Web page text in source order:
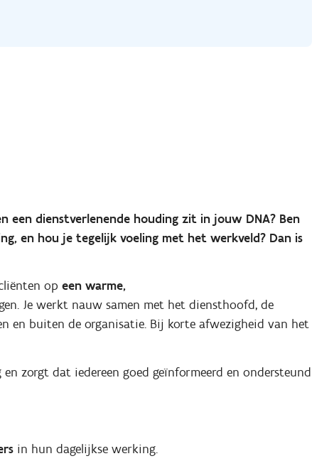
een dienstverlenende houding zit in jouw DNA? Ben
en hou je tegelijk voeling met het werkveld? Dan is
op een warme,
Je werkt nauw samen met het diensthoofd, de
en buiten de organisatie. Bij korte afwezigheid van het
zorgt dat iedereen goed geïnformeerd en ondersteund
in hun dagelijkse werking.